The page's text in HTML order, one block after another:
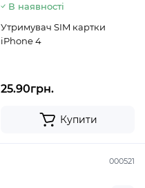
В наявності
Утримувач SIM картки
iPhone 4
25.90грн.
Купити
000521